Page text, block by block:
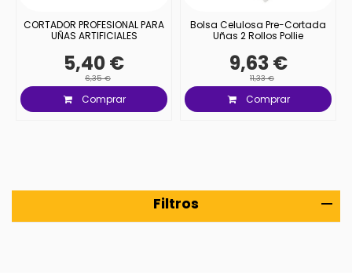
CORTADOR PROFESIONAL PARA
UÑAS ARTIFICIALES
5,40 €
6,35 €
Comprar
Bolsa Celulosa Pre-Cortada
Uñas 2 Rollos Pollie
9,63 €
11,33 €
Comprar
Filtros